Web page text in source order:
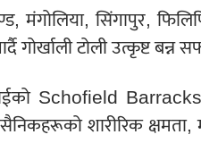
मंगोलिया, सिंगापुर,
गोर्खाली टोली उत्कृष्ट बन्न
Schofield
शारीरिक क्षमता,